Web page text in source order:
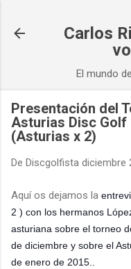
Carlos
El mundo
Presentación del
Asturias Disc Golf
(Asturias x 2)
De Discgolfista diciembre
Aquí os dejamos la
2 ) con los hermanos
asturiana sobre el torneo
de diciembre y sobre el
de enero de 2015..